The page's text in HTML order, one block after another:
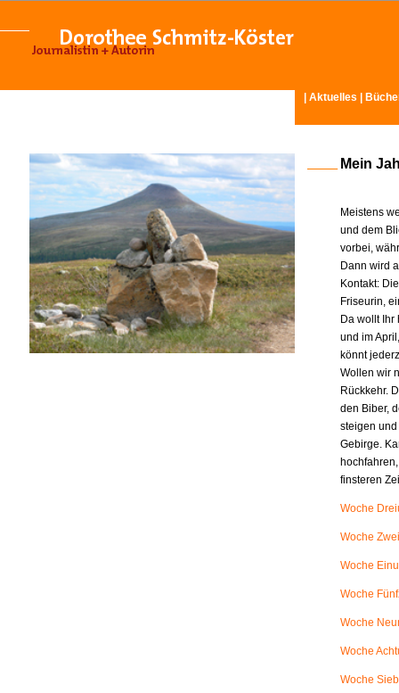
Aktuelles
Mein
Meistens
und dem
vorbei,
Dann wird
Kontakt:
Friseurin,
Da wollt
und im
könnt
Wollen wir
Rückkehr.
den Biber,
steigen
Gebirge.
finsteren
Woche
Woche
Woche
Woche
Woche
Woche
Woche